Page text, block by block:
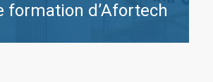
formation d’Afortech